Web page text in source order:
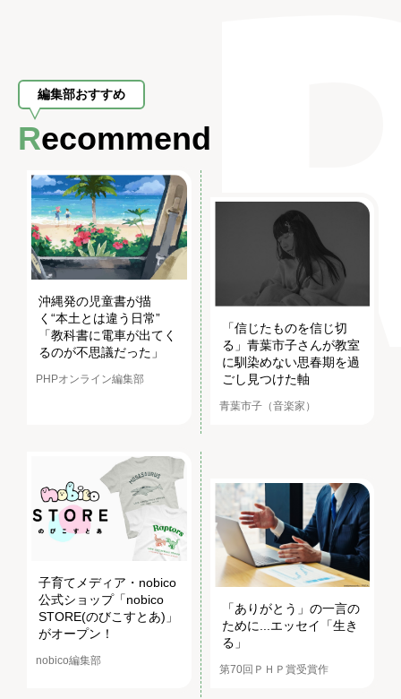
編集部おすすめ
Recommend
沖縄発の児童書が描
く“本土とは違う日常”
「教科書に電車が出てく
るのが不思議だった」
PHPオンライン編集部
「信じたものを信じ切
る」青葉市子さんが教室
に馴染めない思春期を過
ごし見つけた軸
青葉市子（音楽家）
子育てメディア・nobico
公式ショップ「nobico
STORE(のびこすとあ)」
がオープン！
nobico編集部
「ありがとう」の一言の
ために...エッセイ「生き
る」
第70回ＰＨＰ賞受賞作